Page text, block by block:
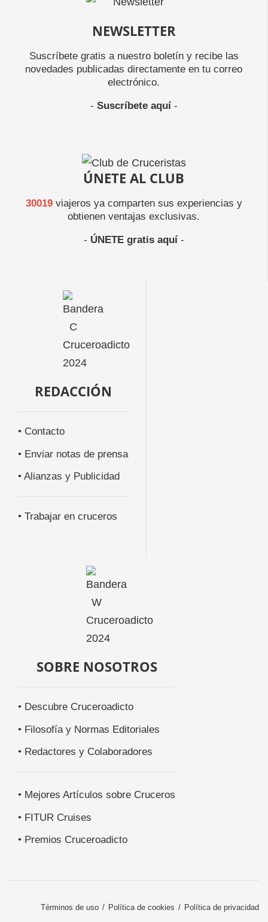
NEWSLETTER
Suscríbete gratis a nuestro boletín y recibe las
novedades publicadas directamente en tu correo
electrónico.
- Suscríbete aquí-
ÚNETE AL CLUB
30019viajeros ya comparten sus experiencias y
obtienen ventajas exclusivas.
- ÚNETE gratis aquí-
REDACCIÓN
• Contacto
• Enviar notas de prensa
• Alianzas y Publicidad
• Trabajar en cruceros
SOBRE NOSOTROS
• Descubre Cruceroadicto
• Filosofía y Normas Editoriales
• Redactores y Colaboradores
• Mejores Artículos sobre Cruceros
• FITUR Cruises
• Premios Cruceroadicto
Términos de uso Política de cookies Política de privacidad